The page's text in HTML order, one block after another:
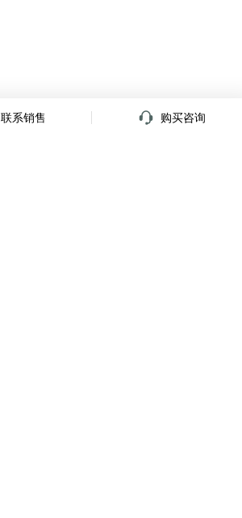
联系销售 购买咨询